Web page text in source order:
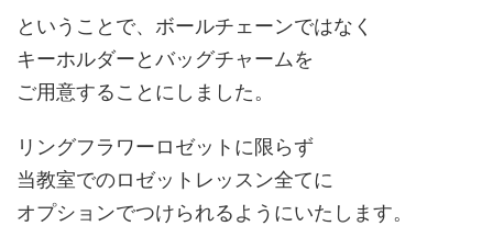
ということで、ボールチェーンではなく
キーホルダーとバッグチャームを
ご用意することにしました。
リングフラワーロゼットに限らず
当教室でのロゼットレッスン全てに
オプションでつけられるようにいたします。